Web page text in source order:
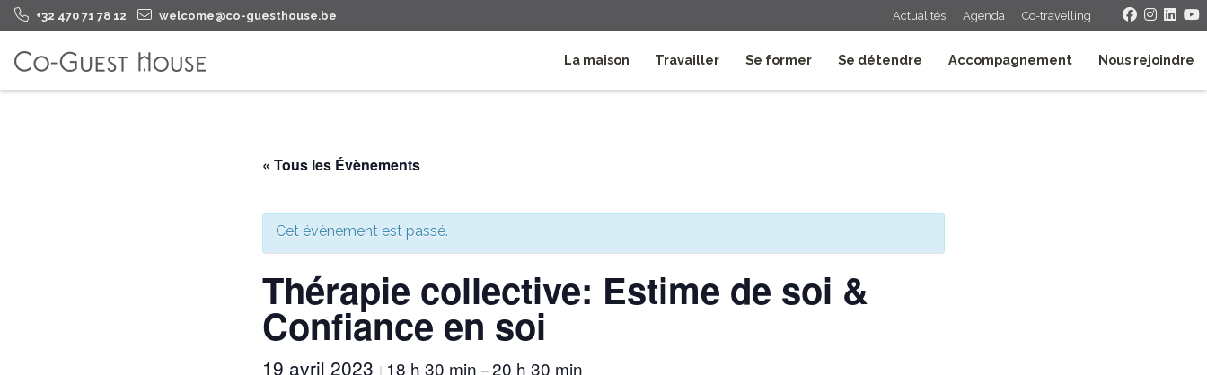
+32 470 71 78 12 welcome@co-guesthouse.be Actualités Agenda Co-travelling
La maison Travailler Se former Se détendre Accompagnement Nous rejoindre
« Tous les Évènements
Cet évènement est passé.
Thérapie collective: Estime de soi &
Confiance en soi
19 avril 2023 | 18 h 30 min –20 h 30 min